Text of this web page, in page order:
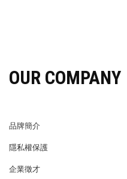
OUR COMPANY
品牌簡介
隱私權保護
企業徵才